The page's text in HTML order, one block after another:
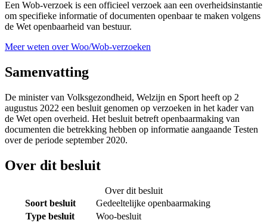
Een Wob-verzoek is een officieel verzoek aan een overheidsinstantie
om specifieke informatie of documenten openbaar te maken volgens
de Wet openbaarheid van bestuur.
Meer weten over Woo/Wob-verzoeken
Samenvatting
De minister van Volksgezondheid, Welzijn en Sport heeft op 2
augustus 2022 een besluit genomen op verzoeken in het kader van
de Wet open overheid. Het besluit betreft openbaarmaking van
documenten die betrekking hebben op informatie aangaande Testen
over de periode september 2020.
Over dit besluit
Over dit besluit
Soort besluit
Gedeeltelijke openbaarmaking
Type besluit
Woo-besluit